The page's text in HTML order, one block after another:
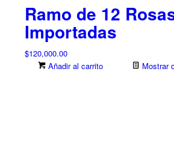
Ramo de 12
Importadas
$120,000.00
Añadir al carrito
Mostrar